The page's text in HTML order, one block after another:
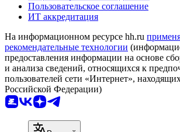
Пользовательское соглашение
ИТ аккредитация
На информационном ресурсе hh.ru
рекомендательные технологии
предоставления информации на основе
и анализа сведений, относящихся к
пользователей сети «Интернет»,
Российской Федерации)